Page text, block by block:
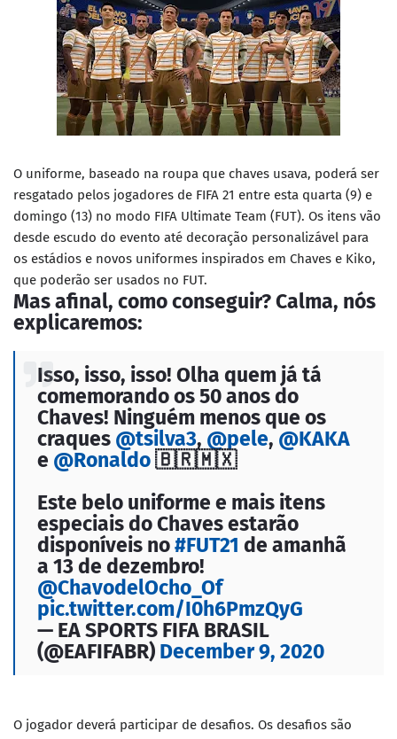
O uniforme, baseado na roupa que chaves usava, poderá ser
resgatado pelos jogadores de FIFA 21 entre esta quarta (9) e
domingo (13) no modo FIFA Ultimate Team (FUT). Os itens vão
desde escudo do evento até decoração personalizável para
os estádios e novos uniformes inspirados em Chaves e Kiko,
que poderão ser usados no FUT.
Mas afinal, como conseguir? Calma, nós
explicaremos:
Isso, isso, isso! Olha quem já tá
comemorando os 50 anos do
Chaves! Ninguém menos que os
craques @tsilva3, @pele, @KAKA
e @Ronaldo🇧🇷🇲🇽
Este belo uniforme e mais itens
especiais do Chaves estarão
disponíveis no#FUT21 de amanhã
a 13 de dezembro!
@ChavodelOcho_Of
pic.twitter.com/I0h6PmzQyG
— EA SPORTS FIFA BRASIL
(@EAFIFABR) December 9, 2020
O jogador deverá participar de desafios. Os desafios são